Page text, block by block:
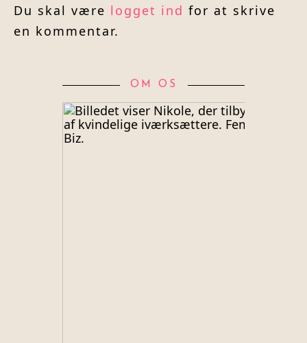
Du skal være logget ind for at skrive
en kommentar.
OM OS